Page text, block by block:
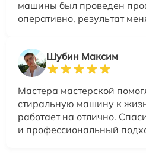
машины был проведен
оперативно, результат
Шубин Максим
Мастера мастерской
стиральную машину к
работает на отлично.
и профессиональный